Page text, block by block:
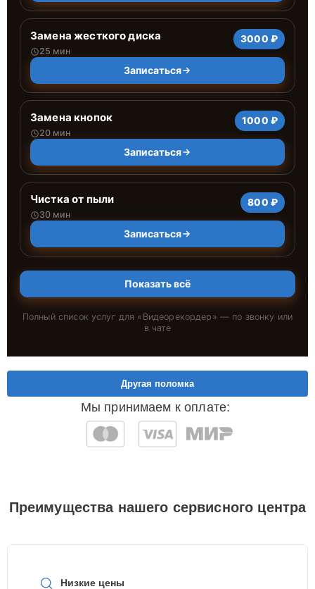
Замена жесткого диска
25 мин
3000 ₽
Записаться
Замена кнопок
20 мин
1000 ₽
Записаться
Чистка от пыли
30 мин
800 ₽
Записаться
Показать всё
Полный список услуг для « Видеорекордер » — по звонку или
в чате
Мы принимаем к оплате:
Другая поломка
Преимущества нашего сервисного центра
Низкие цены